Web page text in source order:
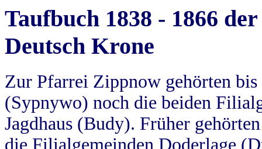
Taufbuch 1838 - 1866
Deutsch Krone
Zur Pfarrei Zippnow gehörten
(Sypnywo) noch die beiden
Jagdhaus (Budy). Früher
die Filialgemeinden Doderlage